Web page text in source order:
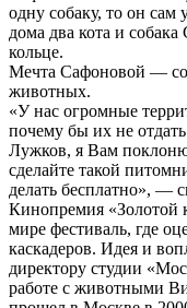
одну собаку, то он
дома два кота и
кольце.
Мечта Сафоновой —
животных.
«У нас огромные
почему бы их не
Лужков, я Вам
сделайте такой
делать бесплатно», —
Кинопремия
мире фестиваль, где
каскадеров. Идея и
директору студии
работе с животными